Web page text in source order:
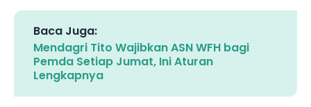
Baca Juga:
Mendagri Tito Wajibkan ASN WFH bagi
Pemda Setiap Jumat, Ini Aturan
Lengkapnya